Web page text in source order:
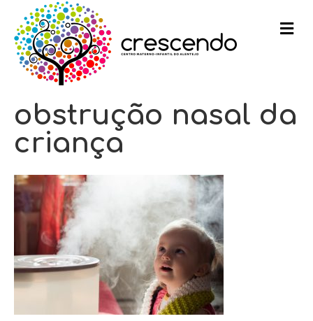
m
e
obstrução nasal da
criança